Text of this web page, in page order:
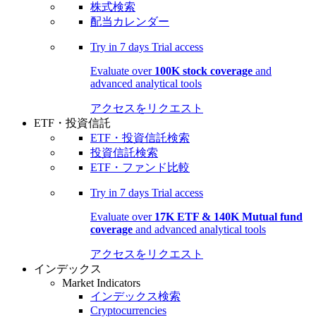
株式検索
配当カレンダー
Try in 7 days Trial access
Evaluate over 100K stock coverage and
advanced analytical tools
アクセスをリクエスト
ETF・投資信託
ETF・投資信託検索
投資信託検索
ETF・ファンド比較
Try in 7 days Trial access
Evaluate over 17K ETF & 140K Mutual fund
coverage and advanced analytical tools
アクセスをリクエスト
インデックス
Market Indicators
インデックス検索
Cryptocurrencies